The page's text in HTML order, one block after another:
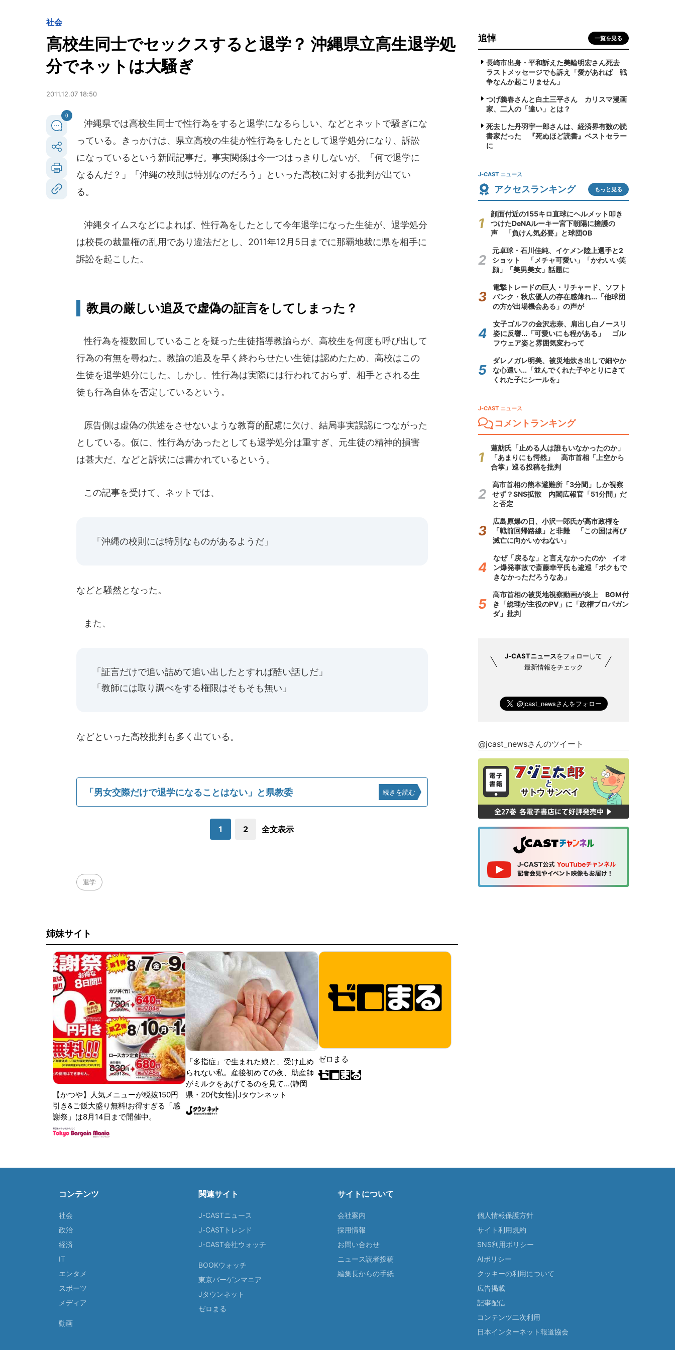
社会
高校生同士でセックスすると退学？ 沖縄県立高生退学処
分でネットは大騒ぎ
2011.12.07 18:50
0
沖縄県では高校生同士で性行為をすると退学になるらしい、などとネットで騒ぎにな
っている。きっかけは、県立高校の生徒が性行為をしたとして退学処分になり、訴訟
になっているという新聞記事だ。事実関係は今一つはっきりしないが、「何で退学に
なるんだ？」「沖縄の校則は特別なのだろう」といった高校に対する批判が出てい
る。
沖縄タイムスなどによれば、性行為をしたとして今年退学になった生徒が、退学処分
は校長の裁量権の乱用であり違法だとし、2011年12月5日までに那覇地裁に県を相手に
訴訟を起こした。
教員の厳しい追及で虚偽の証言をしてしまった？
性行為を複数回していることを疑った生徒指導教諭らが、高校生を何度も呼び出して
行為の有無を尋ねた。教諭の追及を早く終わらせたい生徒は認めたため、高校はこの
生徒を退学処分にした。しかし、性行為は実際には行われておらず、相手とされる生
徒も行為自体を否定しているという。
原告側は虚偽の供述をさせないような教育的配慮に欠け、結局事実誤認につながった
としている。仮に、性行為があったとしても退学処分は重すぎ、元生徒の精神的損害
は甚大だ、などと訴状には書かれているという。
この記事を受けて、ネットでは、
「沖縄の校則には特別なものがあるようだ」
などと騒然となった。
また、
「証言だけで追い詰めて追い出したとすれば酷い話しだ」
「教師には取り調べをする権限はそもそも無い」
などといった高校批判も多く出ている。
「男女交際だけで退学になることはない」と県教委 続きを読む
1 2 全文表示
退学
姉妹サイト
【かつや】人気メニューが税抜150円
引き&ご飯大盛り無料!お得すぎる「感
謝祭」は8月14日まで開催中。
「多指症」で生まれた娘と、受け止め
られない私。産後初めての夜、助産師
がミルクをあげてるのを見て...(静岡
県・20代女性)|Jタウンネット
ゼロまる
追悼 一覧を見る
長崎市出身・平和訴えた美輪明宏さん死去
ラストメッセージでも訴え「愛があれば 戦
争なんか起こりません」
つげ義春さんと白土三平さん カリスマ漫画
家、二人の「違い」とは？
死去した丹羽宇一郎さんは、経済界有数の読
書家だった 『死ぬほど読書』ベストセラー
に
J-CAST ニュース
アクセスランキング もっと見る
顔面付近の155キロ直球にヘルメット叩き
つけたDeNAルーキー宮下朝陽に擁護の
声 「負けん気必要」と球団OB
元卓球・石川佳純、イケメン陸上選手と2
ショット 「メチャ可愛い」「かわいい笑
顔」「美男美女」話題に
電撃トレードの巨人・リチャード、ソフト
バンク・秋広優人の存在感薄れ...「他球団
の方が出場機会ある」の声が
女子ゴルフの金沢志奈、肩出し白ノースリ
姿に反響...「可愛いにも程がある」 ゴル
フウェア姿と雰囲気変わって
ダレノガレ明美、被災地炊き出しで細やか
な心遣い...「並んでくれた子やとりにきて
くれた子にシールを」
J-CAST ニュース
コメントランキング
蓮舫氏「止める人は誰もいなかったのか」
「あまりにも愕然」 高市首相「上空から
合掌」巡る投稿を批判
高市首相の熊本避難所「3分間」しか視察
せず？SNS拡散 内閣広報官「51分間」だ
と否定
広島原爆の日、小沢一郎氏が高市政権を
「戦前回帰路線」と非難 「この国は再び
滅亡に向かいかねない」
なぜ「戻るな」と言えなかったのか イオ
ン爆発事故で斎藤幸平氏も逡巡「ボクもで
きなかっただろうなあ」
高市首相の被災地視察動画が炎上 BGM付
き「総理が主役のPV」に「政権プロパガン
ダ」批判
J-CASTニュースをフォローして
最新情報をチェック
@jcast_newsさんのツイート
コンテンツ
社会
政治
経済
IT
エンタメ
スポーツ
メディア
動画
関連サイト
J-CASTニュース
J-CASTトレンド
J-CAST会社ウォッチ
BOOKウォッチ
東京バーゲンマニア
Jタウンネット
ゼロまる
サイトについて
会社案内
採用情報
お問い合わせ
ニュース読者投稿
編集長からの手紙
個人情報保護方針
サイト利用規約
SNS利用ポリシー
AIポリシー
クッキーの利用について
広告掲載
記事配信
コンテンツ二次利用
日本インターネット報道協会